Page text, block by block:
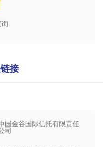
接
国金谷国际信托有限责任
司